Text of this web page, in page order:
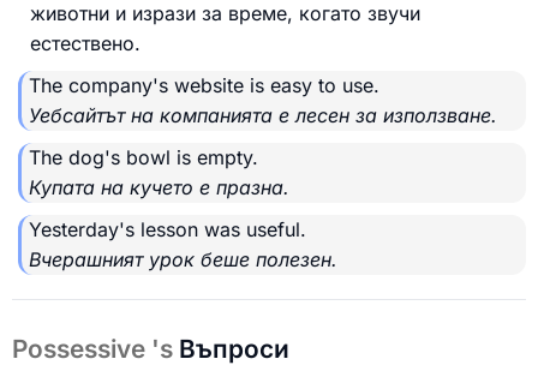
животни и изрази за време, когато звучи
естествено.
The company's website is easy to use.
Уебсайтът на компанията е лесен за използване.
The dog's bowl is empty.
Купата на кучето е празна.
Yesterday's lesson was useful.
Вчерашният урок беше полезен.
Possessive 's Въпроси